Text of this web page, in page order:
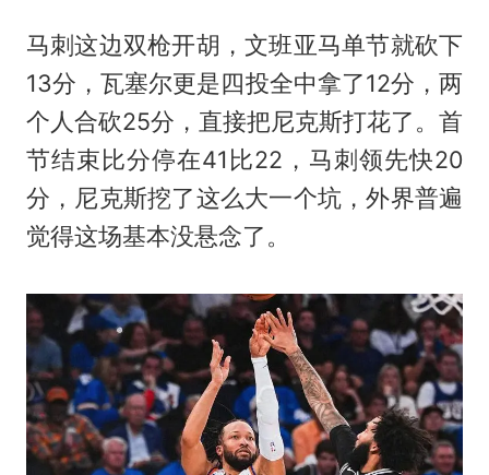
马刺这边双枪开胡，文班亚马单节就砍下
13分，瓦塞尔更是四投全中拿了12分，两
个人合砍25分，直接把尼克斯打花了。首
节结束比分停在41比22，马刺领先快20
分，尼克斯挖了这么大一个坑，外界普遍
觉得这场基本没悬念了。